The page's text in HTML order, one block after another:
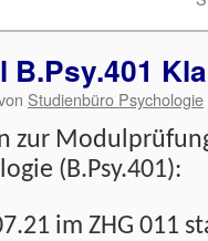
B.Psy.401
Studienbüro Psychologie
zur
(B.Psy.401):
im ZHG 011